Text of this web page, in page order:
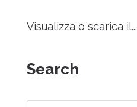
Visualizza o scarica il...
Search